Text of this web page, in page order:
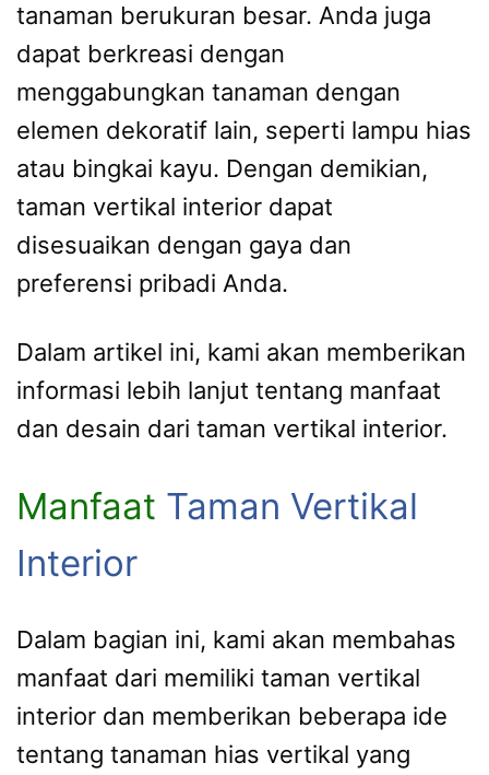
tanaman berukuran besar. Anda juga
dapat berkreasi dengan
menggabungkan tanaman dengan
elemen dekoratif lain, seperti lampu hias
atau bingkai kayu. Dengan demikian,
taman vertikal interior dapat
disesuaikan dengan gaya dan
preferensi pribadi Anda.
Dalam artikel ini, kami akan memberikan
informasi lebih lanjut tentang manfaat
dan desain dari taman vertikal interior.
Manfaat Taman Vertikal
Interior
Dalam bagian ini, kami akan membahas
manfaat dari memiliki taman vertikal
interior dan memberikan beberapa ide
tentang tanaman hias vertikal yang